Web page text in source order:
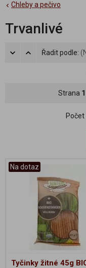
Chleby a pečivo
Trvanlivé
Řadit podle:
Strana 1
Počet
Na dotaz
Tyčinky žitné 45g